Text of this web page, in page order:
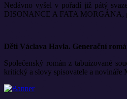
Nedávno vyšel v pořadí již pátý
DISONANCE A FATA MORGÁNA,
Děti Václava Havla. Generační
Společenský román z tabuizované
kritický a slovy spisovatele a novináře